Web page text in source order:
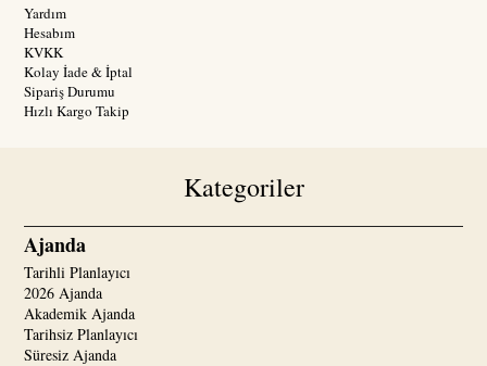
Yardım
Hesabım
KVKK
Kolay İade & İptal
Sipariş Durumu
Hızlı Kargo Takip
Kategoriler
Ajanda
Tarihli Planlayıcı
2026 Ajanda
Akademik Ajanda
Tarihsiz Planlayıcı
Süresiz Ajanda